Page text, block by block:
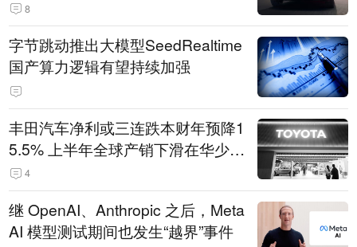
8
字节跳动推出大模型SeedRealtime
国产算力逻辑有望持续加强
丰田汽车净利或三连跌本财年预降1
5.5% 上半年全球产销下滑在华少卖
14.3万辆
4
继 OpenAI、Anthropic 之后，Meta
AI 模型测试期间也发生“越界”事件